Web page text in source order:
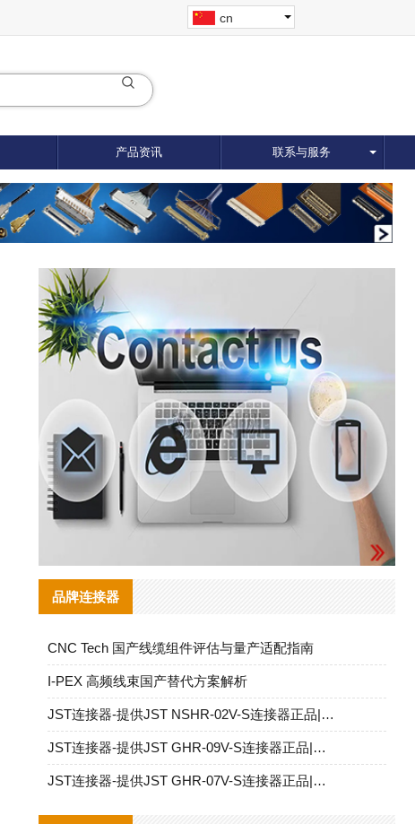
cn
产品资讯 联系与服务
品牌连接器
CNC Tech 国产线缆组件评估与量产适配指南
I‑PEX 高频线束国产替代方案解析
JST连接器-提供JST NSHR-02V-S连接器正品|替代品
JST连接器-提供JST GHR-09V-S连接器正品|替代品
JST连接器-提供JST GHR-07V-S连接器正品|替代品